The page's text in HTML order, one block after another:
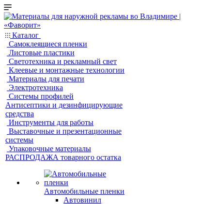
Каталог
Самоклеящиеся пленки
Листовые пластики
Светотехника и рекламный свет
Клеевые и монтажные технологии
Материалы для печати
Электротехника
Системы профилей
Антисептики и дезинфицирующие
средства
Инструменты для работы
Выставочные и презентационные
системы
Упаковочные материалы
РАСПРОДАЖА товарного остатка
Автомобильные пленки
Автовинил